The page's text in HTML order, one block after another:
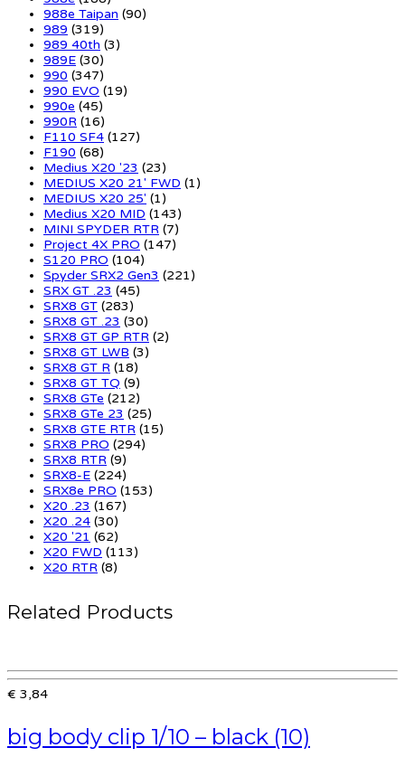
988e Taipan (90)
989 (319)
989 40th (3)
989E (30)
990 (347)
990 EVO (19)
990e (45)
990R (16)
F110 SF4 (127)
F190 (68)
Medius X20 '23 (23)
MEDIUS X20 21' FWD (1)
MEDIUS X20 25' (1)
Medius X20 MID (143)
MINI SPYDER RTR (7)
Project 4X PRO (147)
S120 PRO (104)
Spyder SRX2 Gen3 (221)
SRX GT .23 (45)
SRX8 GT (283)
SRX8 GT .23 (30)
SRX8 GT GP RTR (2)
SRX8 GT LWB (3)
SRX8 GT R (18)
SRX8 GT TQ (9)
SRX8 GTe (212)
SRX8 GTe 23 (25)
SRX8 GTE RTR (15)
SRX8 PRO (294)
SRX8 RTR (9)
SRX8-E (224)
SRX8e PRO (153)
X20 .23 (167)
X20 .24 (30)
X20 '21 (62)
X20 FWD (113)
X20 RTR (8)
Related Products
€ 3,84
big body clip 1/10 – black (10)